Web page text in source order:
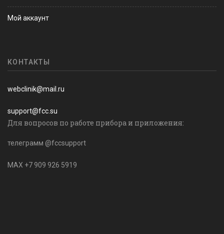
Мой аккаунт
КОНТАКТЫ
webclinik@mail.ru
support@fcc.su
Для вопросов по работе прибора и приложения:
телеграмм @fccsupport
MAX +7 909 926 5919